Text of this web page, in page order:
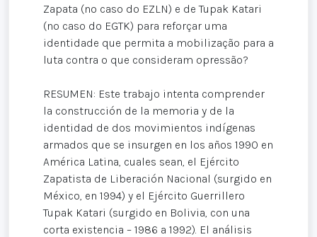
Zapata (no caso do EZLN) e de Tupak Katari
(no caso do EGTK) para reforçar uma
identidade que permita a mobilização para a
luta contra o que consideram opressão?
RESUMEN: Este trabajo intenta comprender
la construcción de la memoria y de la
identidad de dos movimientos indígenas
armados que se insurgen en los años 1990 en
América Latina, cuales sean, el Ejército
Zapatista de Liberación Nacional (surgido en
México, en 1994) y el Ejército Guerrillero
Tupak Katari (surgido en Bolivia, con una
corta existencia – 1986 a 1992). El análisis